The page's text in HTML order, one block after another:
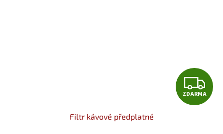
Z
D
ZDARMA
Filtr kávové předplatné